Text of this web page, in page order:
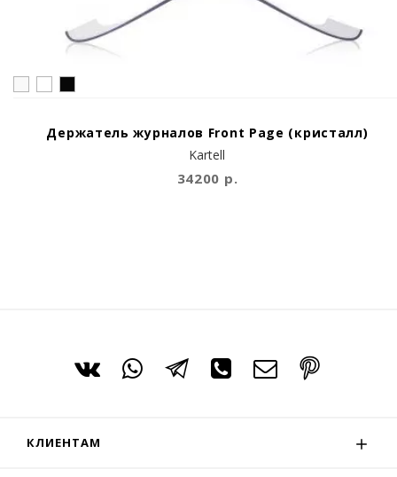
Kartell
Держатель журналов Front Page (кристалл)
34200 р.
КЛИЕНТАМ